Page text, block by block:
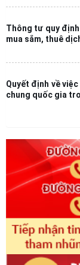
Thông tư quy
mua sắm, thuê
Quyết định về
chung quốc gia